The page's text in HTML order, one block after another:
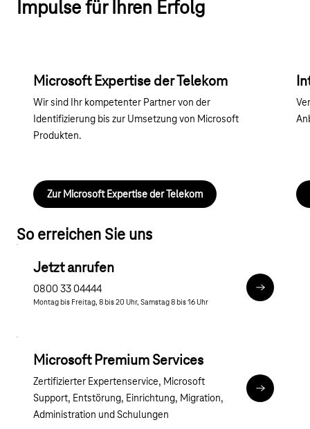
Impulse für Ihren Erfolg
Microsoft Expertise der Telekom
Wir sind Ihr kompetenter Partner von der
Identifizierung bis zur Umsetzung von Microsoft
Produkten.
Zur Microsoft Expertise der Telekom
So erreichen Sie uns
Jetzt anrufen
0800 33 04444
Montag bis Freitag, 8 bis 20 Uhr, Samstag 8 bis 16 Uhr
tel:0800
Microsoft Premium Services
Zertifizierter Expertenservice, Microsoft
Support, Entstörung, Einrichtung, Migration,
Administration und Schulungen
Zu den